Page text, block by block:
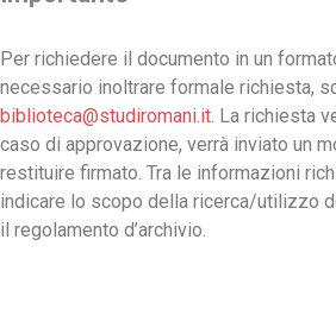
Per richiedere il documento in un
necessario inoltrare formale richiesta,
biblioteca@studiromani.it. La richiesta
caso di approvazione, verrà inviato un
restituire firmato. Tra le informazioni
indicare lo scopo della ricerca/utilizzo
il regolamento d’archivio.